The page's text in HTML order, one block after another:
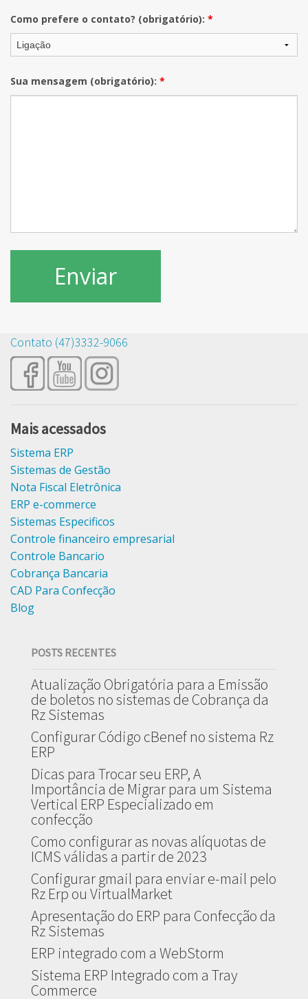
Como prefere o contato? (obrigatório): *
Sua mensagem (obrigatório): *
Contato (47)3332-9066
Mais acessados
Sistema ERP
Sistemas de Gestão
Nota Fiscal Eletrônica
ERP e-commerce
Sistemas Especificos
Controle financeiro empresarial
Controle Bancario
Cobrança Bancaria
CAD Para Confecção
Blog
POSTS RECENTES
Atualização Obrigatória para a Emissão
de boletos no sistemas de Cobrança da
Rz Sistemas
Configurar Código cBenef no sistema Rz
ERP
Dicas para Trocar seu ERP, A
Importância de Migrar para um Sistema
Vertical ERP Especializado em
confecção
Como configurar as novas alíquotas de
ICMS válidas a partir de 2023
Configurar gmail para enviar e-mail pelo
Rz Erp ou VirtualMarket
Apresentação do ERP para Confecção da
Rz Sistemas
ERP integrado com a WebStorm
Sistema ERP Integrado com a Tray
Commerce